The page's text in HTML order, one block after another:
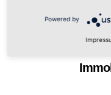
Powered by